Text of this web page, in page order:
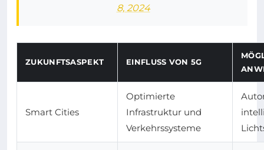
8, 2024
ZUKUNFTSASPEKT EINFLUSS VON 5G
Smart Cities
Optimierte
Infrastruktur und
Verkehrssysteme